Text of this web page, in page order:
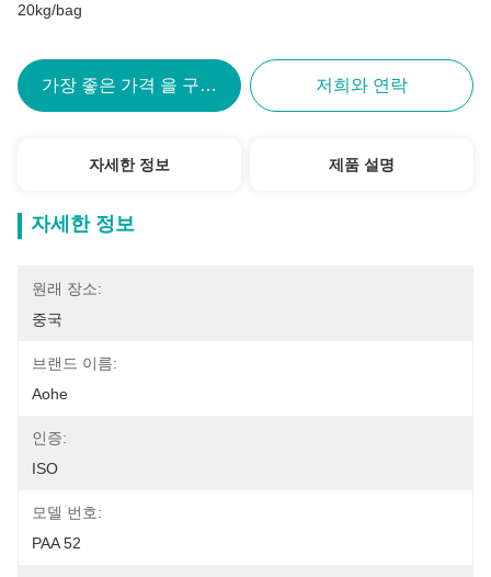
20kg/bag
가장 좋은 가격 을 구하라 저희와 연락
자세한 정보 제품 설명
자세한 정보
원래 장소:
중국
브랜드 이름:
Aohe
인증:
ISO
모델 번호:
PAA 52